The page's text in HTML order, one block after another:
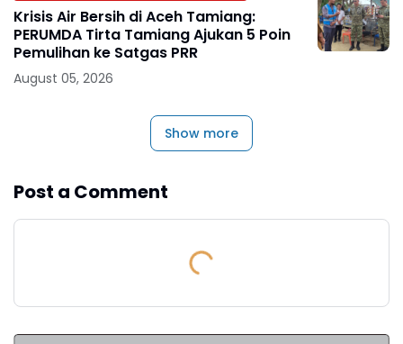
Krisis Air Bersih di Aceh Tamiang:
PERUMDA Tirta Tamiang Ajukan 5 Poin
Pemulihan ke Satgas PRR
August 05, 2026
Show more
Post a Comment